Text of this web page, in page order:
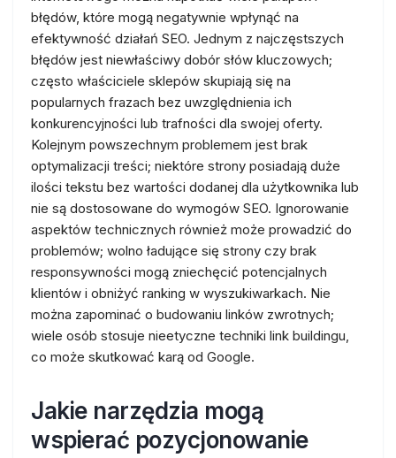
błędów, które mogą negatywnie wpłynąć na
efektywność działań SEO. Jednym z najczęstszych
błędów jest niewłaściwy dobór słów kluczowych;
często właściciele sklepów skupiają się na
popularnych frazach bez uwzględnienia ich
konkurencyjności lub trafności dla swojej oferty.
Kolejnym powszechnym problemem jest brak
optymalizacji treści; niektóre strony posiadają duże
ilości tekstu bez wartości dodanej dla użytkownika lub
nie są dostosowane do wymogów SEO. Ignorowanie
aspektów technicznych również może prowadzić do
problemów; wolno ładujące się strony czy brak
responsywności mogą zniechęcić potencjalnych
klientów i obniżyć ranking w wyszukiwarkach. Nie
można zapominać o budowaniu linków zwrotnych;
wiele osób stosuje nieetyczne techniki link buildingu,
co może skutkować karą od Google.
Jakie narzędzia mogą
wspierać pozycjonowanie